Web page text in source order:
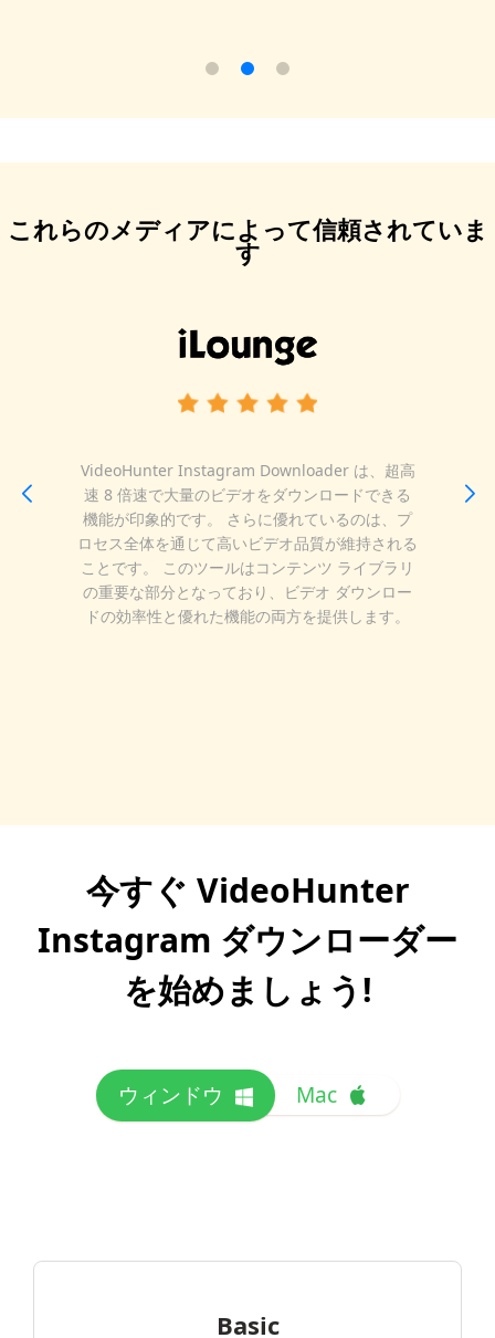
これらのメディアによって信頼されていま
す
VideoHunter Instagram Downloader は、超高
速 8 倍速で大量のビデオをダウンロードできる
機能が印象的です。 さらに優れているのは、プ
ロセス全体を通じて高いビデオ品質が維持される
ことです。 このツールはコンテンツ ライブラリ
の重要な部分となっており、ビデオ ダウンロー
ドの効率性と優れた機能の両方を提供します。
今すぐ VideoHunter
Instagram ダウンローダー
を始めましょう!
ウィンドウ Mac
Basic